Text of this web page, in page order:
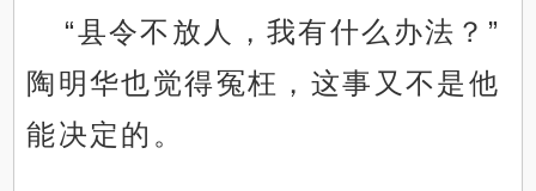
“县令不放人，我有什么办法？”
陶明华也觉得冤枉，这事又不是他
能决定的。